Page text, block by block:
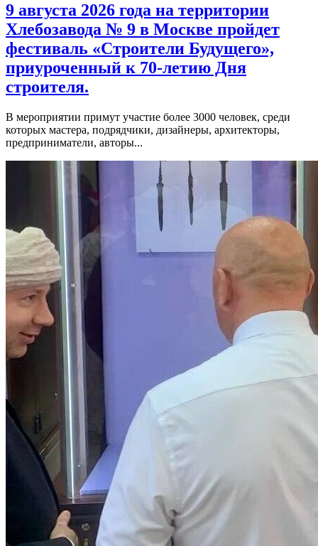
9 августа 2026 года на территории
Хлебозавода № 9 в Москве пройдет
фестиваль «Строители Будущего»,
приуроченный к 70-летию Дня
строителя.
В мероприятии примут участие более 3000 человек, среди
которых мастера, подрядчики, дизайнеры, архитекторы,
предприниматели, авторы...